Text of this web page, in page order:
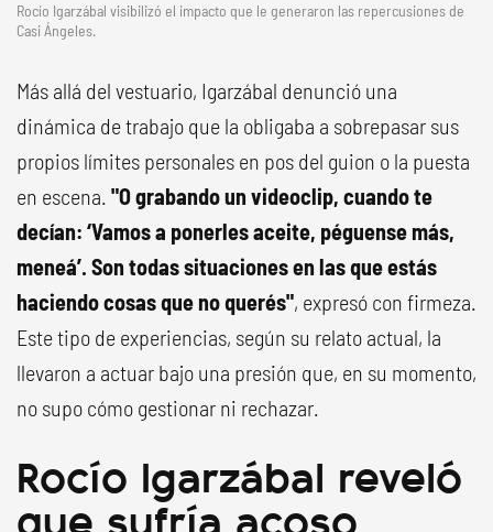
Rocío Igarzábal visibilizó el impacto que le generaron las repercusiones de
Casi Ángeles.
Más allá del vestuario, Igarzábal denunció una
dinámica de trabajo que la obligaba a sobrepasar sus
propios límites personales en pos del guion o la puesta
en escena. "O grabando un videoclip, cuando te
decían: ‘Vamos a ponerles aceite, péguense más,
meneá’. Son todas situaciones en las que estás
haciendo cosas que no querés", expresó con firmeza.
Este tipo de experiencias, según su relato actual, la
llevaron a actuar bajo una presión que, en su momento,
no supo cómo gestionar ni rechazar.
Rocío Igarzábal reveló
que sufría acoso